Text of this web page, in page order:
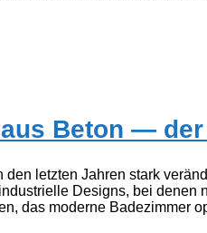
Beton —
den letzten Jahren stark
Designs, bei
das moderne Badezimmer